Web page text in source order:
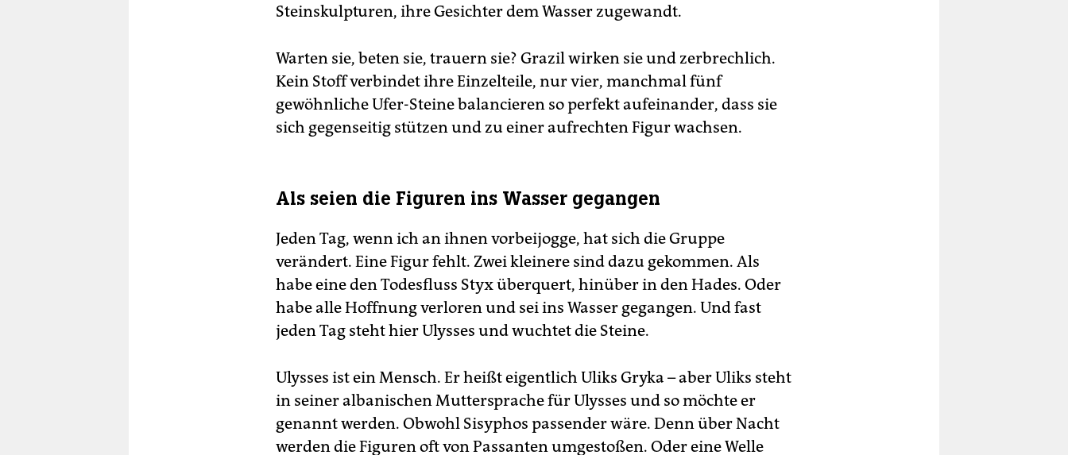
Steinskulpturen, ihre Gesichter dem Wasser zugewandt.
Warten sie, beten sie, trauern sie? Grazil wirken sie und zerbrechlich.
Kein Stoff verbindet ihre Einzelteile, nur vier, manchmal fünf
gewöhnliche Ufer-Steine balancieren so perfekt aufeinander, dass sie
sich gegenseitig stützen und zu einer aufrechten Figur wachsen.
Als seien die Figuren ins Wasser gegangen
Jeden Tag, wenn ich an ihnen vorbeijogge, hat sich die Gruppe
verändert. Eine Figur fehlt. Zwei kleinere sind dazu gekommen. Als
habe eine den Todesfluss Styx überquert, hinüber in den Hades. Oder
habe alle Hoffnung verloren und sei ins Wasser gegangen. Und fast
jeden Tag steht hier Ulysses und wuchtet die Steine.
Ulysses ist ein Mensch. Er heißt eigentlich Uliks Gryka – aber Uliks steht
in seiner albanischen Muttersprache für Ulysses und so möchte er
genannt werden. Obwohl Sisyphos passender wäre. Denn über Nacht
werden die Figuren oft von Passanten umgestoßen. Oder eine Welle